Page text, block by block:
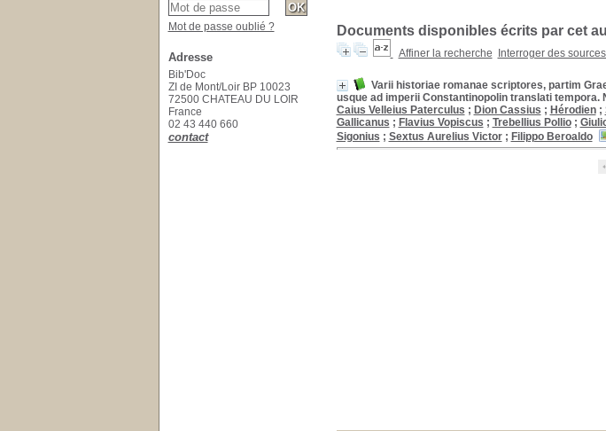
Documents disponibles écrits par cet
Affiner la recherche Interroger des
Varii historiae romanae scriptores, partim
usque ad imperii Constantinopolin translati
Caius Velleius Paterculus ; Dion Cassius ; Hérodien;
Gallicanus ; Flavius Vopiscus ; Trebellius Pollio;
Sigonius ; Sextus Aurelius Victor; Filippo Beroaldo
Mot de passe oublié ?
Adresse
Bib'Doc
ZI de Mont/Loir BP 10023
72500 CHATEAU DU LOIR
France
02 43 440 660
contact